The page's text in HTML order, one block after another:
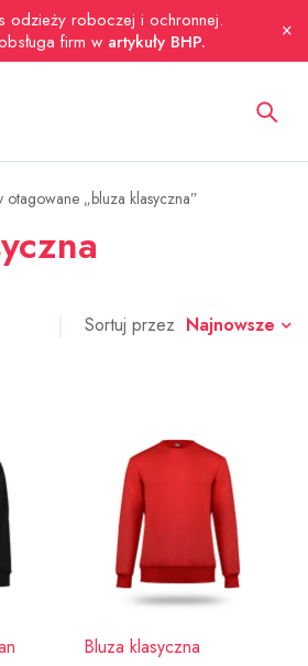
odzieży roboczej i ochronnej.
firm w artykuły BHP.
otagowane „bluza klasyczna”
Sortuj przez Najnowsze
Bluza klasyczna